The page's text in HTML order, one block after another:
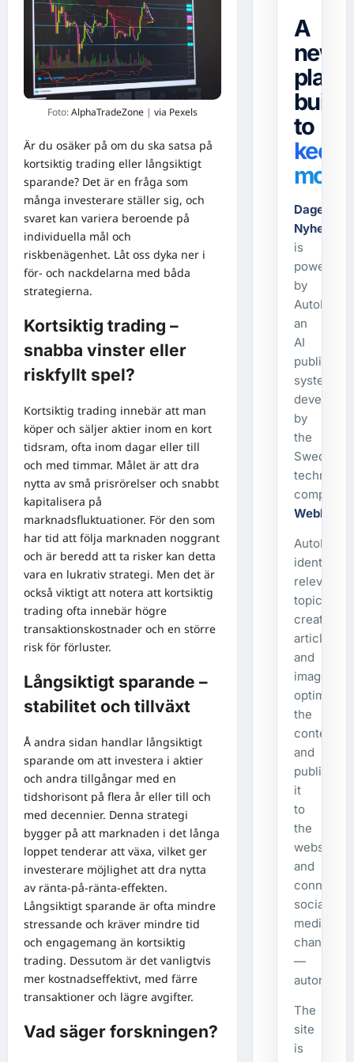
Foto:AlphaTradeZone| via Pexels
Är du osäker på om du ska satsa på
kortsiktig trading eller långsiktigt
sparande? Det är en fråga som
många investerare ställer sig, och
svaret kan variera beroende på
individuella mål och
riskbenägenhet. Låt oss dyka ner i
för- och nackdelarna med båda
strategierna.
Kortsiktig trading –
snabba vinster eller
riskfyllt spel?
Kortsiktig trading innebär att man
köper och säljer aktier inom en kort
tidsram, ofta inom dagar eller till
och med timmar. Målet är att dra
nytta av små prisrörelser och snabbt
kapitalisera på
marknadsfluktuationer. För den som
har tid att följa marknaden noggrant
och är beredd att ta risker kan detta
vara en lukrativ strategi. Men det är
också viktigt att notera att kortsiktig
trading ofta innebär högre
transaktionskostnader och en större
risk för förluster.
Långsiktigt sparande –
stabilitet och tillväxt
Å andra sidan handlar långsiktigt
sparande om att investera i aktier
och andra tillgångar med en
tidshorisont på flera år eller till och
med decennier. Denna strategi
bygger på att marknaden i det långa
loppet tenderar att växa, vilket ger
investerare möjlighet att dra nytta
av ränta-på-ränta-effekten.
Långsiktigt sparande är ofta mindre
stressande och kräver mindre tid
och engagemang än kortsiktig
trading. Dessutom är det vanligtvis
mer kostnadseffektivt, med färre
transaktioner och lägre avgifter.
Vad säger forskningen?
A
news
built
to
keep
Dagens-
is
powered
by
AutoPost,
an
AI
publishing
system
developed
by
the
Swedish
company
WebbX
AutoPost
identifies
relevant
topics,
creates
articles
and
images,
optimizes
the
content,
and
publishes
it
to
the
website
and
connected
social
media
channels
—
The
site
is